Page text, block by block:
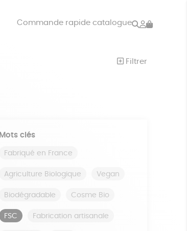
Commande rapide catalogue Rechercher
Mon
Filtrer
Mots clés
Fabriqué en France
Agriculture Biologique Vegan
Biodégradable Cosme Bio
FSC Fabrication artisanale